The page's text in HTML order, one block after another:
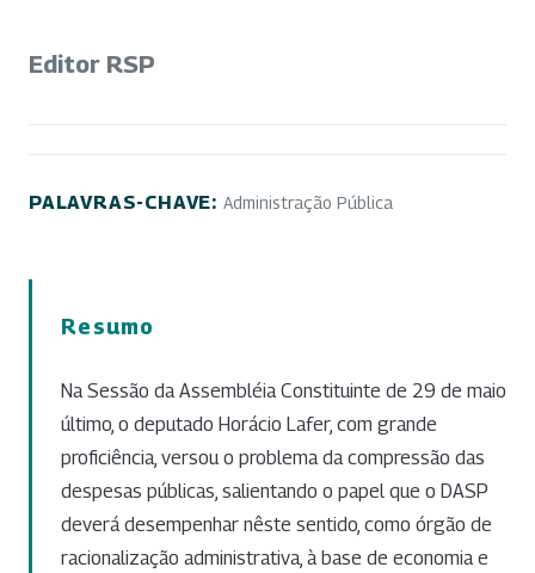
Editor RSP
PALAVRAS-CHAVE: Administração Pública
Resumo
Na Sessão da Assembléia Constituinte de 29 de maio
último, o deputado Horácio Lafer, com grande
proficiência, versou o problema da compressão das
despesas públicas, salientando o papel que o DASP
deverá desempenhar nêste sentido, como órgão de
racionalização administrativa, à base de economia e